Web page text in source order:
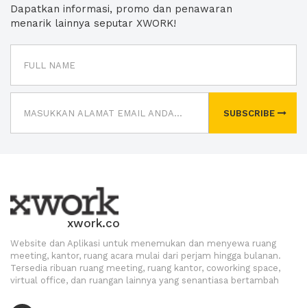
Dapatkan informasi, promo dan penawaran
menarik lainnya seputar XWORK!
SUBSCRIBE
xwork.co
Website dan Aplikasi untuk menemukan dan menyewa ruang
meeting, kantor, ruang acara mulai dari perjam hingga bulanan.
Tersedia ribuan ruang meeting, ruang kantor, coworking space,
virtual office, dan ruangan lainnya yang senantiasa bertambah